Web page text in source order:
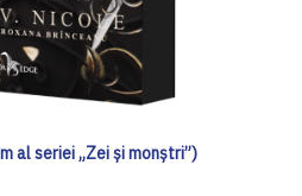
al seriei „Zei și monștri”)